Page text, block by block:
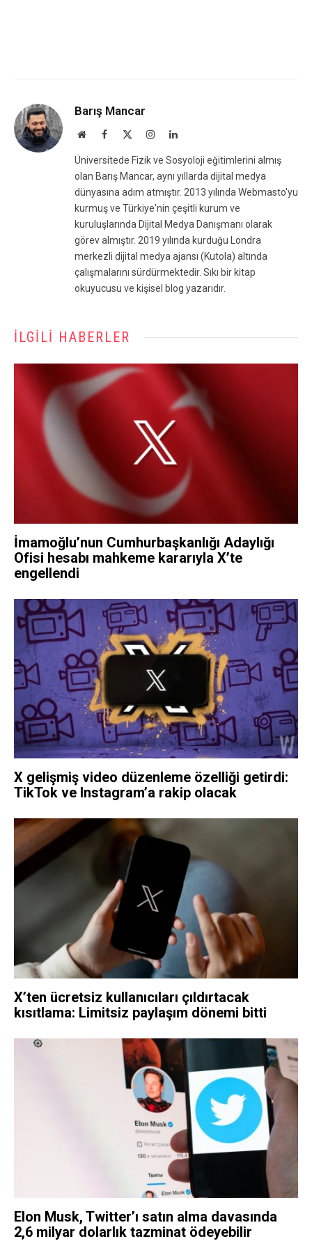
Barış Mancar
WebsiteFacebook InstagramLinkedIn
Üniversitede Fizik ve Sosyoloji eğitimlerini almış
olan Barış Mancar, aynı yıllarda dijital medya
dünyasına adım atmıştır. 2013 yılında Webmasto'yu
kurmuş ve Türkiye'nin çeşitli kurum ve
kuruluşlarında Dijital Medya Danışmanı olarak
görev almıştır. 2019 yılında kurduğu Londra
merkezli dijital medya ajansı (Kutola) altında
çalışmalarını sürdürmektedir. Sıkı bir kitap
okuyucusu ve kişisel blog yazarıdır.
İLGILI HABERLER
İmamoğlu’nun Cumhurbaşkanlığı Adaylığı
Ofisi hesabı mahkeme kararıyla X’te
engellendi
X gelişmiş video düzenleme özelliği getirdi:
TikTok ve Instagram’a rakip olacak
X’ten ücretsiz kullanıcıları çıldırtacak
kısıtlama: Limitsiz paylaşım dönemi bitti
Elon Musk, Twitter’ı satın alma davasında
2,6 milyar dolarlık tazminat ödeyebilir